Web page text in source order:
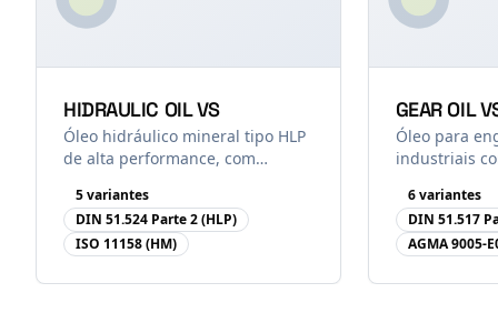
HIDRAULIC OIL VS
Óleo hidráulico mineral tipo HLP
de alta performance, com
antioxidante e antiespumante.
Ref. norma DIN 51.524 Parte 2
(HLP).
5variantes
DIN 51.524 Parte 2 (HLP)
ISO 11158 (HM)
GEAR OIL
Óleo para
industriais
enxofre-
51.517 Parte
6variantes
DIN 51.517
AGMA 9005-